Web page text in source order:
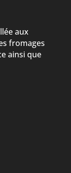
aux
fromages
ainsi que